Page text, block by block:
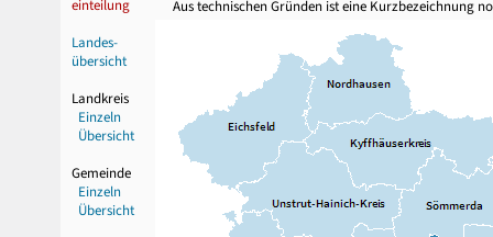
einteilung
Landes-
übersicht
Landkreis
Einzeln
Übersicht
Gemeinde
Einzeln
Übersicht
Aus technischen Gründen ist eine Kurzbezeichnung